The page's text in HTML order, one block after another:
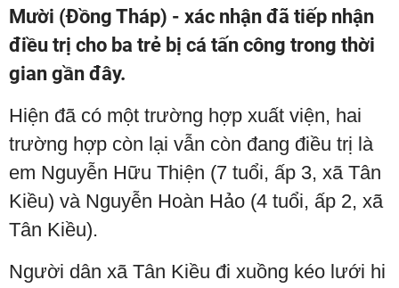
Mười (Đồng Tháp) - xác nhận đã tiếp nhận
điều trị cho ba trẻ bị cá tấn công trong thời
gian gần đây.
Hiện đã có một trường hợp xuất viện, hai
trường hợp còn lại vẫn còn đang điều trị là
em Nguyễn Hữu Thiện (7 tuổi, ấp 3, xã Tân
Kiều) và Nguyễn Hoàn Hảo (4 tuổi, ấp 2, xã
Tân Kiều).
Người dân xã Tân Kiều đi xuồng kéo lưới hi